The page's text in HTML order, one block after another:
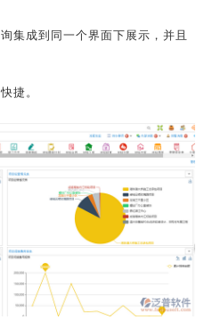
成到同一个界面下展示，并且
捷。